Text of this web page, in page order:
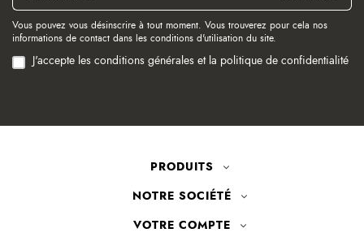
Vous pouvez vous désinscrire à tout moment. Vous trouverez pour cela nos
informations de contact dans les conditions d'utilisation du site.
J'accepte les conditions générales et la politique de confidentialité
PRODUITS
NOTRE SOCIÉTÉ
VOTRE COMPTE